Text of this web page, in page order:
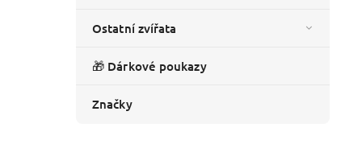
Ostatní zvířata
🎁 Dárkové poukazy
Značky